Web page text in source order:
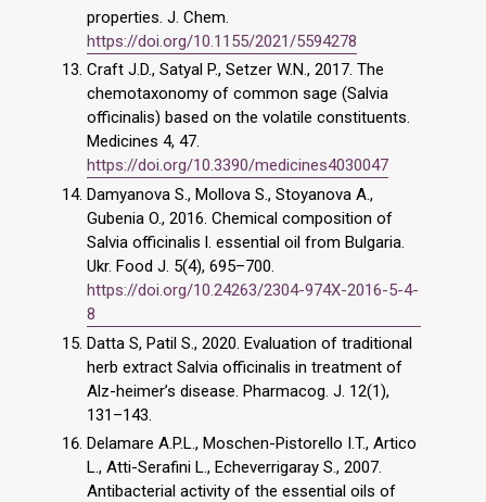
properties. J. Chem.
https://doi.org/10.1155/2021/5594278
Craft J.D., Satyal P., Setzer W.N., 2017. The
chemotaxonomy of common sage (Salvia
officinalis) based on the volatile constituents.
Medicines 4, 47.
https://doi.org/10.3390/medicines4030047
Damyanova S., Mollova S., Stoyanova A.,
Gubenia O., 2016. Chemical composition of
Salvia officinalis l. essential oil from Bulgaria.
Ukr. Food J. 5(4), 695–700.
https://doi.org/10.24263/2304-974X-2016-5-4-
8
Datta S, Patil S., 2020. Evaluation of traditional
herb extract Salvia officinalis in treatment of
Alz-heimer’s disease. Pharmacog. J. 12(1),
131–143.
Delamare A.P.L., Moschen-Pistorello I.T., Artico
L., Atti-Serafini L., Echeverrigaray S., 2007.
Antibacterial activity of the essential oils of